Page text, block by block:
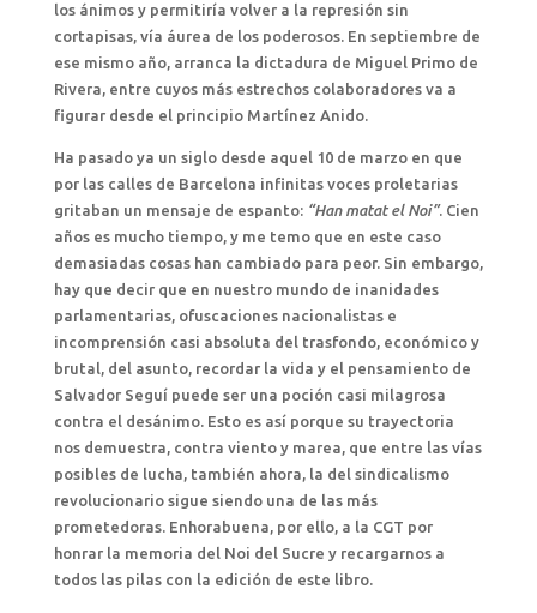
los ánimos y permitiría volver a la represión sin
cortapisas, vía áurea de los poderosos. En septiembre de
ese mismo año, arranca la dictadura de Miguel Primo de
Rivera, entre cuyos más estrechos colaboradores va a
figurar desde el principio Martínez Anido.
Ha pasado ya un siglo desde aquel 10 de marzo en que
por las calles de Barcelona infinitas voces proletarias
gritaban un mensaje de espanto:“Han matat el Noi”. Cien
años es mucho tiempo, y me temo que en este caso
demasiadas cosas han cambiado para peor. Sin embargo,
hay que decir que en nuestro mundo de inanidades
parlamentarias, ofuscaciones nacionalistas e
incomprensión casi absoluta del trasfondo, económico y
brutal, del asunto, recordar la vida y el pensamiento de
Salvador Seguí puede ser una poción casi milagrosa
contra el desánimo. Esto es así porque su trayectoria
nos demuestra, contra viento y marea, que entre las vías
posibles de lucha, también ahora, la del sindicalismo
revolucionario sigue siendo una de las más
prometedoras. Enhorabuena, por ello, a la CGT por
honrar la memoria del Noi del Sucre y recargarnos a
todos las pilas con la edición de este libro.